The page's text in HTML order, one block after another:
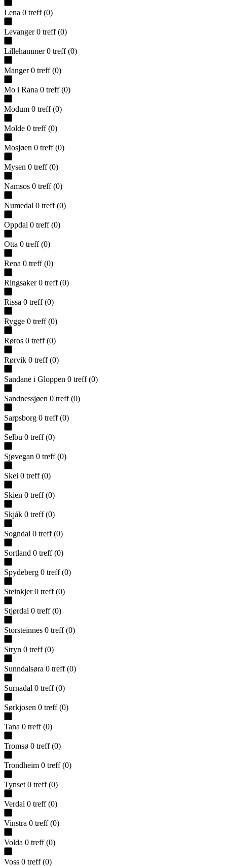
Lena 0 treff (0)
Levanger 0 treff (0)
Lillehammer 0 treff (0)
Manger 0 treff (0)
Mo i Rana 0 treff (0)
Modum 0 treff (0)
Molde 0 treff (0)
Mosjøen 0 treff (0)
Mysen 0 treff (0)
Namsos 0 treff (0)
Numedal 0 treff (0)
Oppdal 0 treff (0)
Otta 0 treff (0)
Rena 0 treff (0)
Ringsaker 0 treff (0)
Rissa 0 treff (0)
Rygge 0 treff (0)
Røros 0 treff (0)
Rørvik 0 treff (0)
Sandane i Gloppen 0 treff (0)
Sandnessjøen 0 treff (0)
Sarpsborg 0 treff (0)
Selbu 0 treff (0)
Sjøvegan 0 treff (0)
Skei 0 treff (0)
Skien 0 treff (0)
Skjåk 0 treff (0)
Sogndal 0 treff (0)
Sortland 0 treff (0)
Spydeberg 0 treff (0)
Steinkjer 0 treff (0)
Stjørdal 0 treff (0)
Storsteinnes 0 treff (0)
Stryn 0 treff (0)
Sunndalsøra 0 treff (0)
Surnadal 0 treff (0)
Sørkjosen 0 treff (0)
Tana 0 treff (0)
Tromsø 0 treff (0)
Trondheim 0 treff (0)
Tynset 0 treff (0)
Verdal 0 treff (0)
Vinstra 0 treff (0)
Volda 0 treff (0)
Voss 0 treff (0)